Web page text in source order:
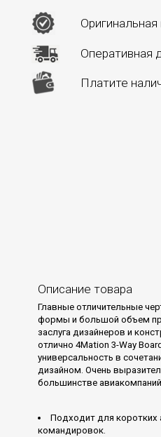
Оригинальная
Оперативная
Платите
Описание товара
Главные отличительные
формы и большой объем
заслуга дизайнеров и
отлично 4Mation 3-Way
универсальность в
дизайном. Очень
большинстве
Подходит для коротких
командировок.